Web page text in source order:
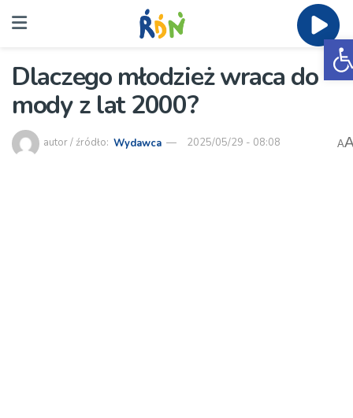
Dlaczego młodzież wraca do
mody z lat 2000?
autor / źródło: Wydawca 2025/05/29 - 08:08 A